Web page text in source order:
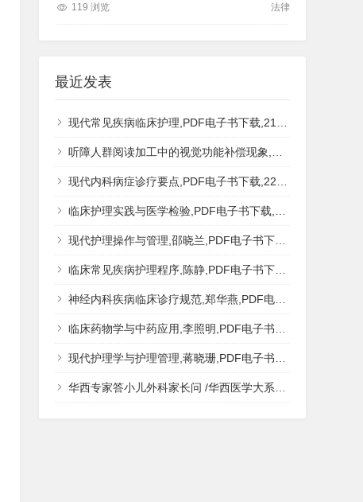
119 浏览 法律
最近发表
现代常见疾病临床护理,PDF电子书下载,217MB,网盘资源
听障人群阅读加工中的视觉功能补偿现象,秦钊,PDF电子书下载,网盘资源
现代内科病症诊疗要点,PDF电子书下载,223MB,网盘资源
临床护理实践与医学检验,PDF电子书下载,193MB,网盘资源
现代护理操作与管理,邵晓兰,PDF电子书下载,242MB,网盘资源
临床常见疾病护理程序,陈静,PDF电子书下载,185MB,网盘资源
神经内科疾病临床诊疗规范,郑华燕,PDF电子书下载,188MB,网盘资源
临床药物学与中药应用,李照明,PDF电子书下载,202MB,网盘资源
现代护理学与护理管理,蒋晓珊,PDF电子书下载,223MB,网盘资源
华西专家答小儿外科家长问 /华西医学大系?医学科普,PDF电子书网盘下载